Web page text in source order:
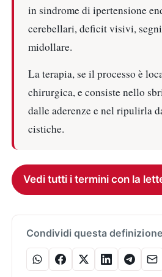
in sindrome di ipertensione
cerebellari, deficit visivi,
midollare.
La terapia, se il processo è
chirurgica, e consiste nello
dalle aderenze e nel ripulirla
cistiche.
Vedi tutti i termini con la
Condividi questa definizione